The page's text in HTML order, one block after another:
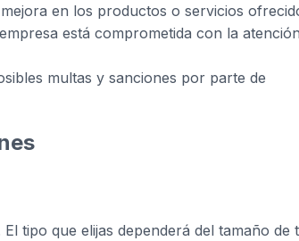
en los productos o servicios
está comprometida con la atención
multas y sanciones por parte de
tipo que elijas dependerá del tamaño de